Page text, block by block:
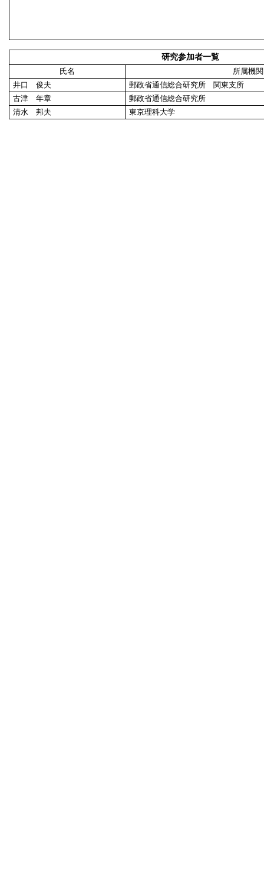
研究参加者一覧
氏名
所属機関
井口 俊夫
郵政省通信総合研究所 関東支所
古津 年章
郵政省通信総合研究所
清水 邦夫
東京理科大学